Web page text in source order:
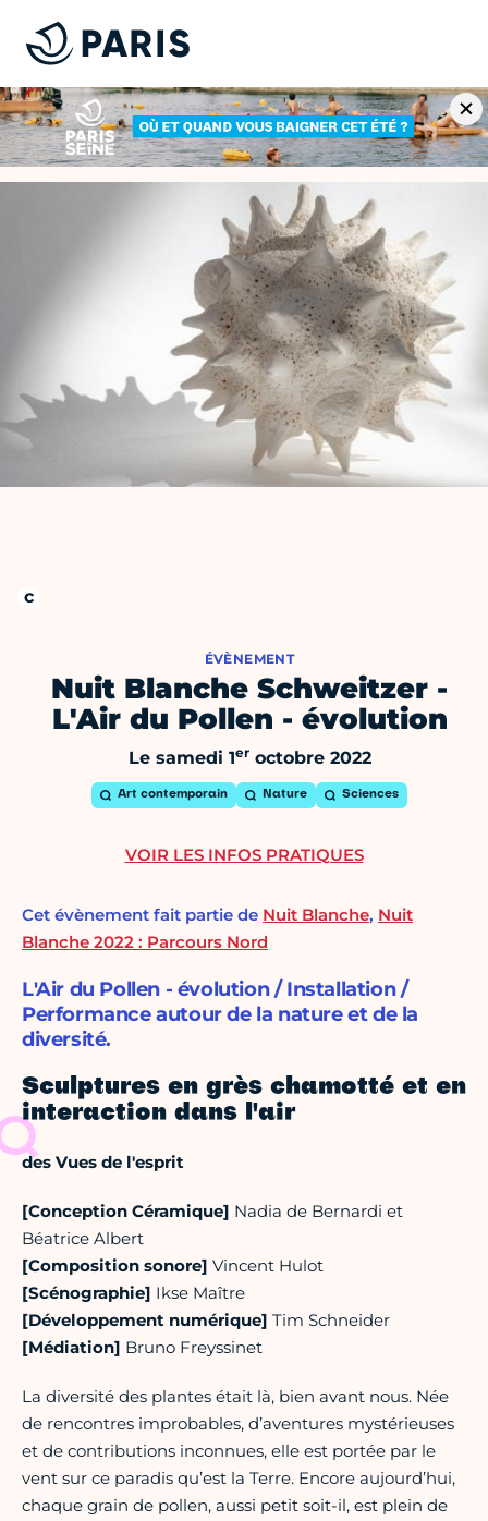
ÉVÈNEMENT
Nuit Blanche Schweitzer -
L'Air du Pollen - évolution
Le samedi 1eroctobre 2022
Art contemporain Nature Sciences
Cet évènement fait partie de Nuit Blanche, Nuit
Blanche 2022 : Parcours Nord
L'Air du Pollen - évolution / Installation /
Performance autour de la nature et de la
diversité.
Sculptures en grès chamotté et en
interaction dans l'air
des Vues de l'esprit
[Conception Céramique] Nadia de Bernardi et
Béatrice Albert
[Composition sonore] Vincent Hulot
[Scénographie] Ikse Maître
[Développement numérique] Tim Schneider
[Médiation] Bruno Freyssinet
La diversité des plantes était là, bien avant nous. Née
de rencontres improbables, d’aventures mystérieuses
et de contributions inconnues, elle est portée par le
vent sur ce paradis qu’est la Terre. Encore aujourd’hui,
chaque grain de pollen, aussi petit soit-il, est plein de
VOIR LES INFOS PRATIQUES